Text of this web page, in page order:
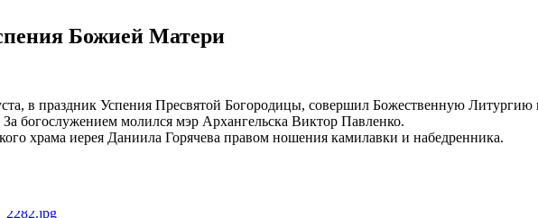
Божией Матери
в праздник Успения Пресвятой Богородицы, совершил Божественную Литургию
богослужением молился мэр Архангельска Виктор Павленко.
храма иерея Даниила Горячева правом ношения камилавки и набедренника.